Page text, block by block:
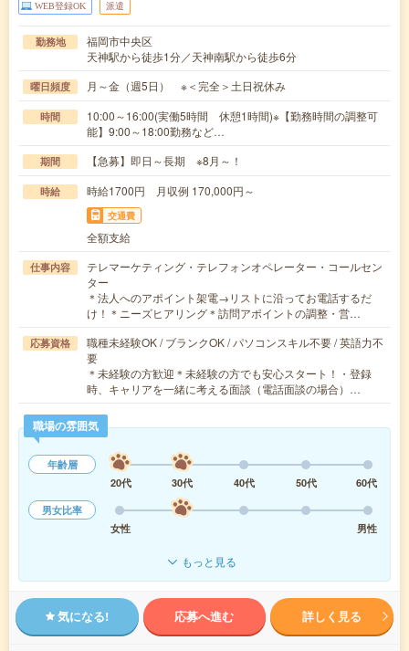
WEB登録OK 派遣
勤務地
福岡市中央区
天神駅から徒歩1分／天神南駅から徒歩6分
曜日頻度 月～金（週5日） ※＜完全＞土日祝休み
時間
10:00～16:00(実働5時間 休憩1時間)※【勤務時間の調整可
能】9:00～18:00勤務など…
期間 【急募】即日～長期 ※8月～！
時給 時給1700円 月収例 170,000円～
交通費
全額支給
仕事内容
テレマーケティング・テレフォンオペレーター・コールセン
ター
＊法人へのアポイント架電→リストに沿ってお電話するだ
け！＊ニーズヒアリング＊訪問アポイントの調整・営…
応募資格
職種未経験OK / ブランクOK / パソコンスキル不要 / 英語力不
要
＊未経験の方歓迎＊未経験の方でも安心スタート！・登録
時、キャリアを一緒に考える面談（電話面談の場合）…
職場の雰囲気
年齢層
20代
30代 40代 50代
60代
男女比率
女性
男性
もっと見る
気になる! 応募へ進む 詳しく見る